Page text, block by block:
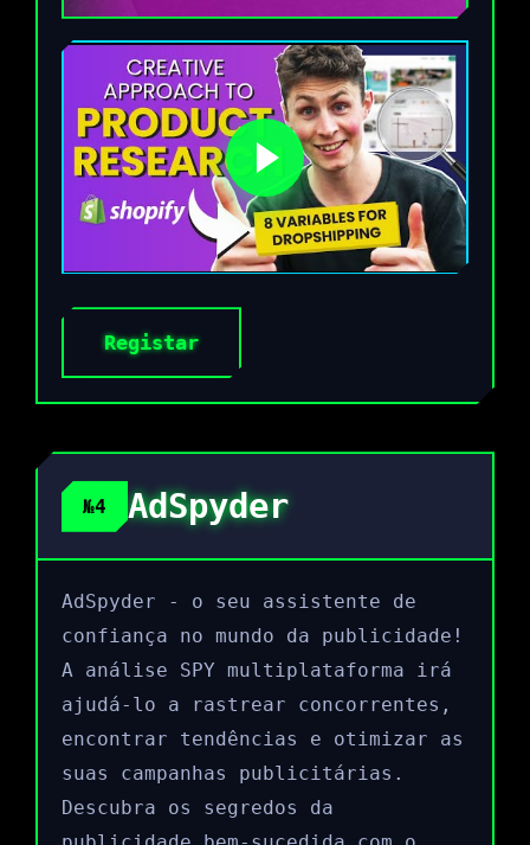
Registar
№4 AdSpyder
AdSpyder - o seu assistente de
confiança no mundo da publicidade!
A análise SPY multiplataforma irá
ajudá-lo a rastrear concorrentes,
encontrar tendências e otimizar as
suas campanhas publicitárias.
Descubra os segredos da